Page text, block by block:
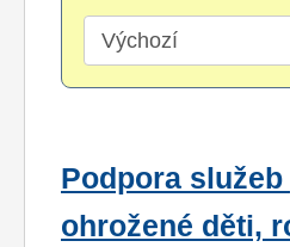
Podpora
ohrožené děti,